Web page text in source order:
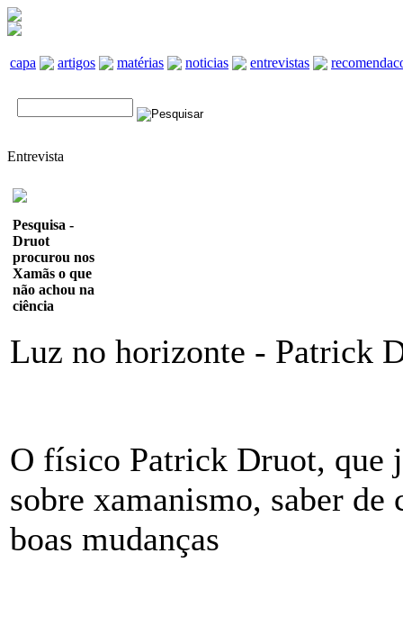
capa artigos matérias noticias entrevistas
Entrevista
Pesquisa -
Druot
procurou nos
Xamãs o que
não achou na
ciência
Luz no horizonte - Patrick
O físico Patrick Druot, que
sobre xamanismo, saber
boas mudanças